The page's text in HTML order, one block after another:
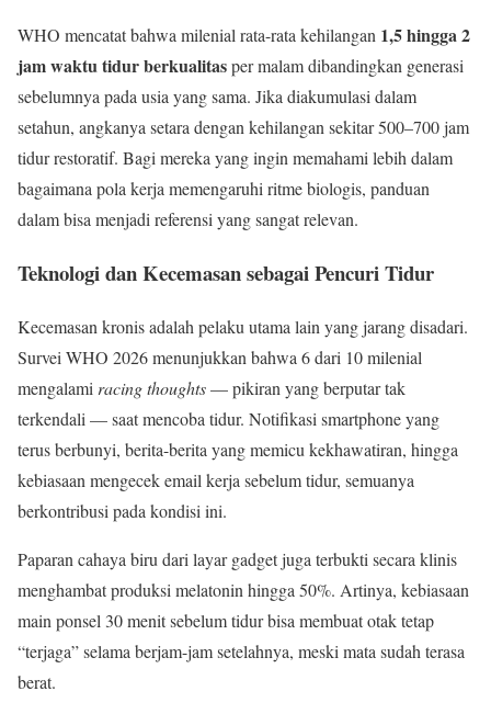
WHO mencatat bahwa milenial rata-rata kehilangan 1,5 hingga 2
jam waktu tidur berkualitasper malam dibandingkan generasi
sebelumnya pada usia yang sama. Jika diakumulasi dalam
setahun, angkanya setara dengan kehilangan sekitar 500–700 jam
tidur restoratif. Bagi mereka yang ingin memahami lebih dalam
bagaimana pola kerja memengaruhi ritme biologis, panduan
dalam bisa menjadi referensi yang sangat relevan.
Teknologi dan Kecemasan sebagai Pencuri Tidur
Kecemasan kronis adalah pelaku utama lain yang jarang disadari.
Survei WHO 2026 menunjukkan bahwa 6 dari 10 milenial
mengalami racing thoughts— pikiran yang berputar tak
terkendali — saat mencoba tidur. Notifikasi smartphone yang
terus berbunyi, berita-berita yang memicu kekhawatiran, hingga
kebiasaan mengecek email kerja sebelum tidur, semuanya
berkontribusi pada kondisi ini.
Paparan cahaya biru dari layar gadget juga terbukti secara klinis
menghambat produksi melatonin hingga 50%. Artinya, kebiasaan
main ponsel 30 menit sebelum tidur bisa membuat otak tetap
“terjaga” selama berjam-jam setelahnya, meski mata sudah terasa
berat.